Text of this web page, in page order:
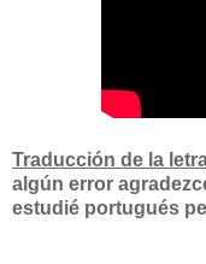
Traducción de la
algún error
estudié portugués